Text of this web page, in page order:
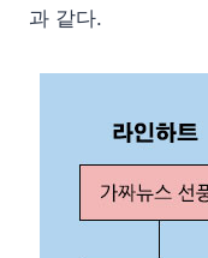
과 같다.